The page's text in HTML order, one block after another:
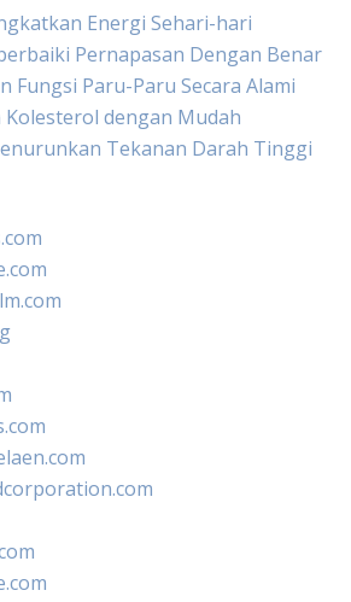
Energi Sehari-hari
Pernapasan Dengan Benar
Fungsi Paru-Paru Secara Alami
dengan Mudah
Tekanan Darah Tinggi